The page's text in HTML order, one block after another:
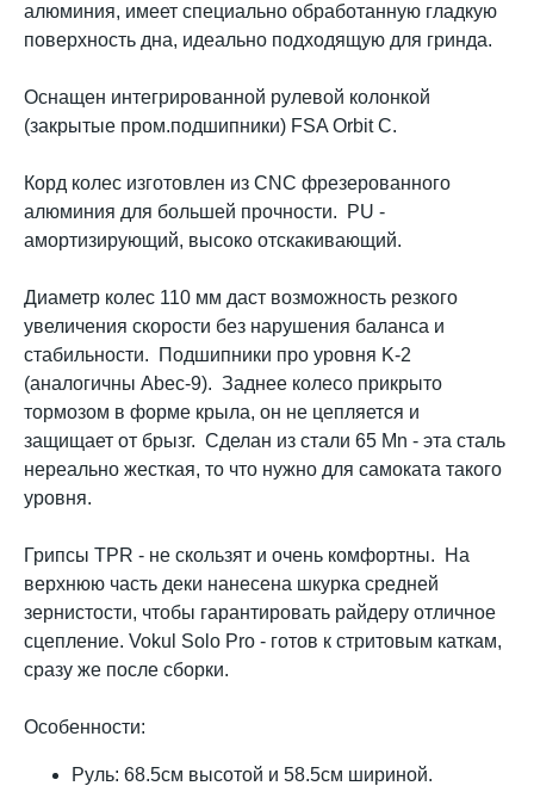
алюминия, имеет специально обработанную гладкую
поверхность дна, идеально подходящую для гринда.
Оснащен интегрированной рулевой колонкой
(закрытые пром.подшипники) FSA Orbit C.
Корд колес изготовлен из CNC фрезерованного
алюминия для большей прочности. PU -
амортизирующий, высоко отскакивающий.
Диаметр колес 110 мм даст возможность резкого
увеличения скорости без нарушения баланса и
стабильности. Подшипники про уровня K-2
(аналогичны Abec-9). Заднее колесо прикрыто
тормозом в форме крыла, он не цепляется и
защищает от брызг. Сделан из стали 65 Mn - эта сталь
нереально жесткая, то что нужно для самоката такого
уровня.
Грипсы TPR - не скользят и очень комфортны. На
верхнюю часть деки нанесена шкурка средней
зернистости, чтобы гарантировать райдеру отличное
сцепление. Vokul Solo Pro - готов к стритовым каткам,
сразу же после сборки.
Особенности:
Руль: 68.5см высотой и 58.5см шириной.